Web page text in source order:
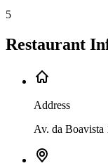
5
Restaurant
Address
Av. da Boavista